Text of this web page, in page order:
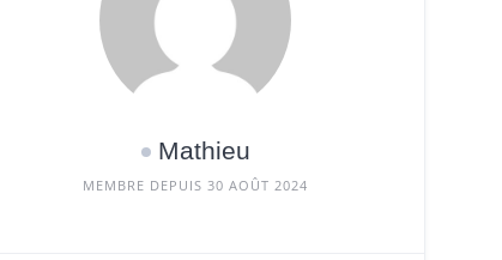
Mathieu
MEMBRE DEPUIS 30 AOÛT 2024